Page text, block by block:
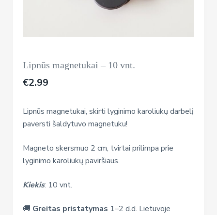
Lipnūs magnetukai – 10 vnt.
€2.99
Lipnūs magnetukai, skirti lyginimo karoliukų darbelį
paversti šaldytuvo magnetuku!
Magneto skersmuo 2 cm, tvirtai prilimpa prie
lyginimo karoliukų paviršiaus.
Kiekis: 10 vnt.
🚚 Greitas pristatymas 1–2 d.d. Lietuvoje